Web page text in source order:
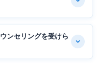
ンセリングを受けら